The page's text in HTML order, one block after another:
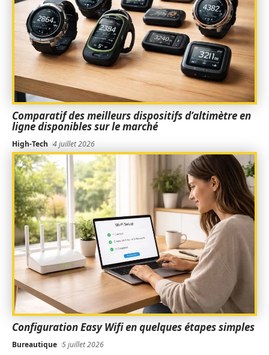
Comparatif des meilleurs dispositifs d’altimètre en
ligne disponibles sur le marché
High-Tech 4 juillet 2026
Configuration Easy Wifi en quelques étapes simples
Bureautique 5 juillet 2026